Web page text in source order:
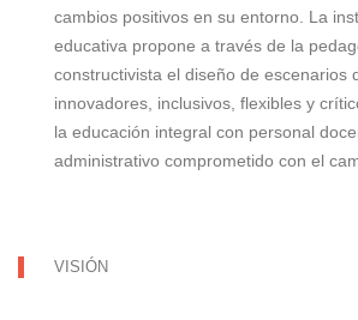
cambios positivos en su entorno. La
educativa propone a través de la
constructivista el diseño de escenarios
innovadores, inclusivos, flexibles y
la educación integral con personal
administrativo comprometido con el
VISIÓN